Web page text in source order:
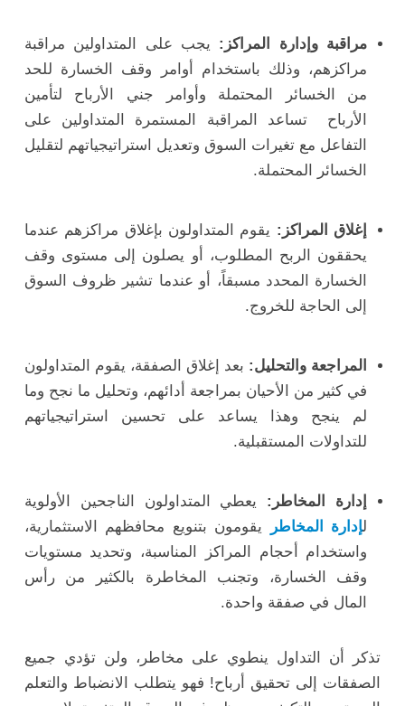
مراقبة وإدارة المراكز: يجب على المتداولين مراقبة
مراكزهم، وذلك باستخدام أوامر وقف الخسارة للحد
من الخسائر المحتملة وأوامر جني الأرباح لتأمين
الأرباح تساعد المراقبة المستمرة المتداولين على
التفاعل مع تغيرات السوق وتعديل استراتيجياتهم لتقليل
الخسائر المحتملة.
إغلاق المراكز: يقوم المتداولون بإغلاق مراكزهم عندما
يحققون الربح المطلوب، أو يصلون إلى مستوى وقف
الخسارة المحدد مسبقاً، أو عندما تشير ظروف السوق
إلى الحاجة للخروج.
المراجعة والتحليل: بعد إغلاق الصفقة، يقوم المتداولون
في كثير من الأحيان بمراجعة أدائهم، وتحليل ما نجح وما
لم ينجح وهذا يساعد على تحسين استراتيجياتهم
للتداولات المستقبلية.
إدارة المخاطر: يعطي المتداولون الناجحين الأولوية
لإدارة المخاطر
يقومون بتنويع محافظهم الاستثمارية،
واستخدام أحجام المراكز المناسبة، وتحديد مستويات
وقف الخسارة، وتجنب المخاطرة بالكثير من رأس
المال في صفقة واحدة.
تذكر أن التداول ينطوي على مخاطر، ولن تؤدي جميع
الصفقات إلى تحقيق أرباح! فهو يتطلب الانضباط والتعلم